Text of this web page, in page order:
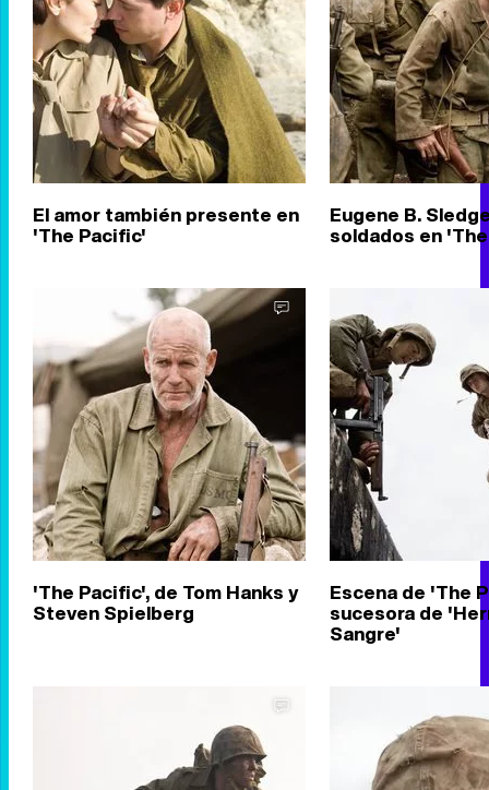
El amor también presente en
'The Pacific'
Eugene B.
soldados en
'The Pacific', de Tom Hanks y
Steven Spielberg
Escena de 'The
sucesora de
Sangre'